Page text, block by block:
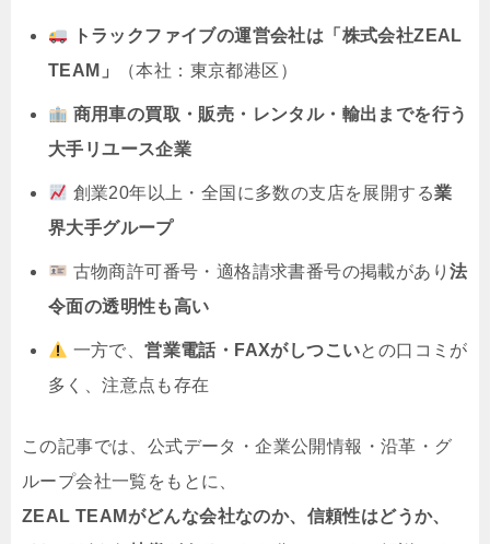
トラックファイブの運営会社は「株式会社ZEAL
TEAM」
（本社：東京都港区）
商用車の買取・販売・レンタル・輸出までを行う
大手リユース企業
創業20年以上・全国に多数の支店を展開する業
界大手グループ
古物商許可番号・適格請求書番号の掲載があり法
令面の透明性も高い
一方で、営業電話・FAXがしつこいとの口コミが
多く、注意点も存在
この記事では、公式データ・企業公開情報・沿革・グ
ループ会社一覧をもとに、
ZEAL TEAMがどんな会社なのか、信頼性はどうか、